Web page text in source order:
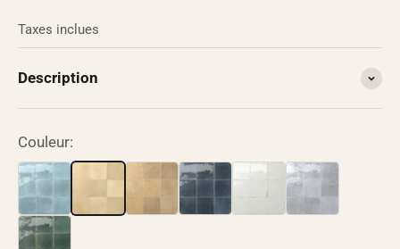
Taxes inclues
Description
Couleur:
14,7 x 14,7